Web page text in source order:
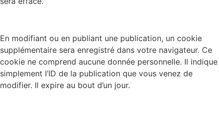
En modifiant ou en publiant une publication, un cookie
supplémentaire sera enregistré dans votre navigateur. Ce
cookie ne comprend aucune donnée personnelle. Il indique
simplement l’ID de la publication que vous venez de
modifier. Il expire au bout d’un jour.